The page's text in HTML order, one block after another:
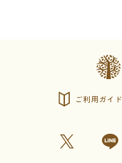
ご利用ガイド